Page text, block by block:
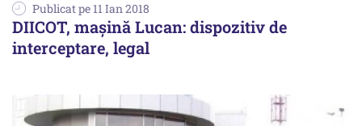
Publicat pe 11 Ian 2018
DIICOT, maşină Lucan: dispozitiv de
interceptare, legal